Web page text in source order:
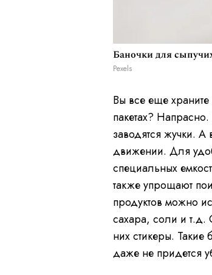
Баночки для
Pexels
Вы все еще
пакетах?
заводятся жучки.
движении. Для
специальных
также упрощают
продуктов можно
сахара, соли и т.д.
них стикеры. Такие
даже не придется